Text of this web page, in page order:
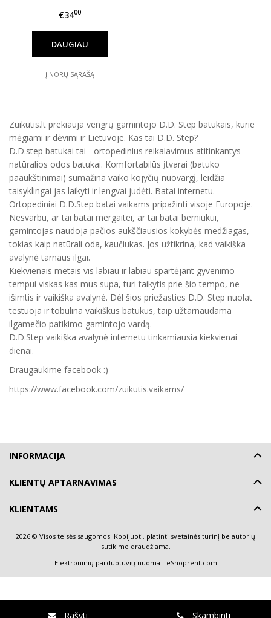
€3400
DAUGIAU
Į NORŲ SĄRAŠĄ
Zuikutis.lt prekiauja vengrų gamintojo D.D. Step batukais, kurie
mėgiami ir dėvimi ir Lietuvoje. Kas tai D.D. Step?
D.D.step batukai tai - ortopedinius reikalavimus atitinkantys
natūralios odos batukai. Komfortabilūs įtvarai (batuko
paaukštinimai) sumažina vaiko kojyčių nuovargį, leidžia
taisyklingai jas laikyti ir lengvai judėti. Batai internetu.
Ortopediniai D.D.Step batai vaikams pripažinti visoje Europoje.
Nesvarbu, ar tai batai mergaitei, ar tai batai berniukui,
gamintojas naudoja pačios aukščiausios kokybės medžiagas,
tokias kaip natūrali oda, kaučiukas. Jos užtikrina, kad vaikiška
avalynė tarnaus ilgai.
Kiekvienais metais vis labiau ir labiau spartėjant gyvenimo
tempui viskas kas mus supa, turi taikytis prie šio tempo, ne
išimtis ir vaikiška avalynė. Dėl šios priežasties D.D. Step nuolat
testuoja ir tobulina vaikiškus batukus, taip užtarnaudama
ilgamečio patikimo gamintojo vardą.
D.D.Step vaikiška avalynė internetu tinkamiausia kiekvienai
dienai.
Draugaukime facebook :)
https://www.facebook.com/zuikutis.vaikams/
INFORMACIJA
KLIENTŲ APTARNAVIMAS
KLIENTAMS
2026 © Visos teisės saugomos. Kopijuoti, platinti svetainės turinį be autorių
sutikimo draudžiama.
Elektroninių parduotuvių nuoma - eShoprent.com
Rašyti Skambinti